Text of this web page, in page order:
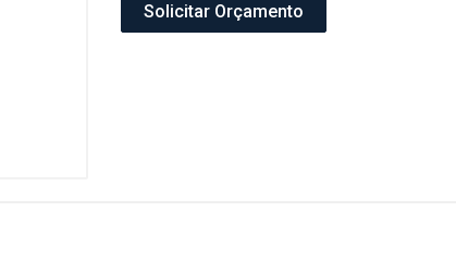
Solicitar Orçamento